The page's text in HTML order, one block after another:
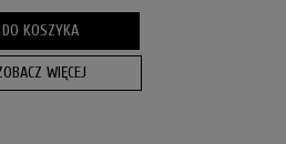
DO KOSZYKA
WIĘCEJ